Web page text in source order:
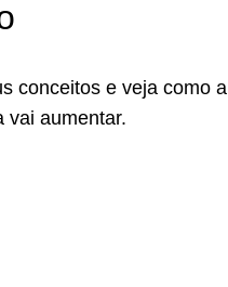
conceitos e veja como a
vai aumentar.